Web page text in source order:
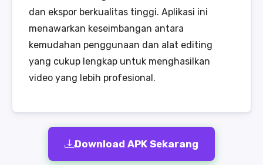
dan ekspor berkualitas tinggi. Aplikasi ini
menawarkan keseimbangan antara
kemudahan penggunaan dan alat editing
yang cukup lengkap untuk menghasilkan
video yang lebih profesional.
Download APK Sekarang